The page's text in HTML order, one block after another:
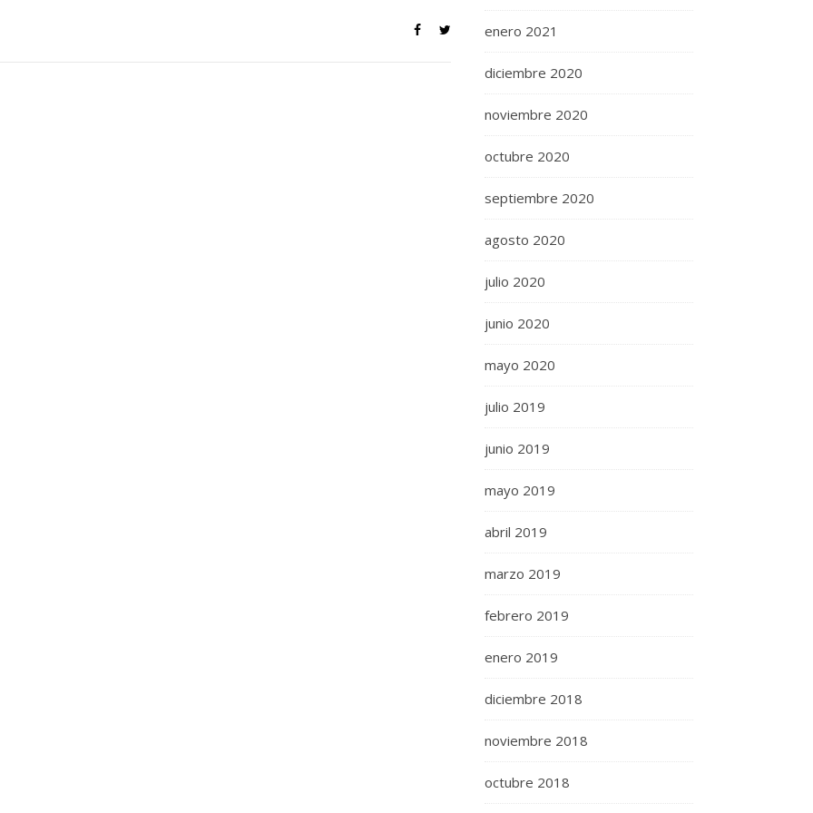
enero 2021
diciembre 2020
noviembre 2020
octubre 2020
septiembre 2020
agosto 2020
julio 2020
junio 2020
mayo 2020
julio 2019
junio 2019
mayo 2019
abril 2019
marzo 2019
febrero 2019
enero 2019
diciembre 2018
noviembre 2018
octubre 2018